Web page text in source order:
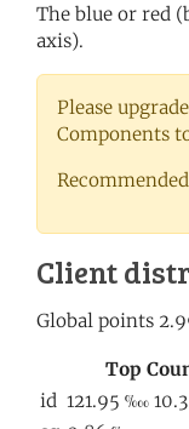
The blue or red
axis).
Please
Components
Client